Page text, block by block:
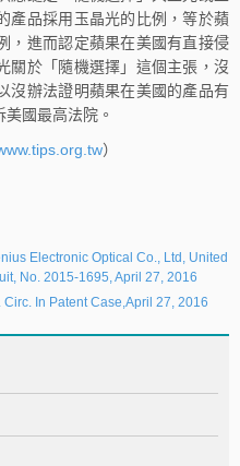
產品採用玉晶光的比例，等於蘋
，進而認定蘋果在美國有直接侵
關於「隨機選擇」這個主張，沒
沒辦法證明蘋果在美國的產品有
國最高法院。
）
Electronic Optical Co., Ltd, United
No. 2015-1695, April 27, 2016
In Patent Case,April 27, 2016